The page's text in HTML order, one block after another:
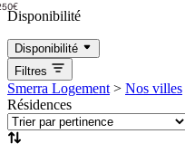
Disponibilité
Disponibilité
Complet Dispo à
Filtres
Smerra Logement > Nos villes
Résidences